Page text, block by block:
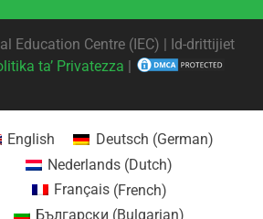
Education Centre (IEC) | Id-drittijiet
ta’ Privatezza |
English Deutsch (German)
Nederlands (Dutch)
Français(French)
Български (Bulgarian)